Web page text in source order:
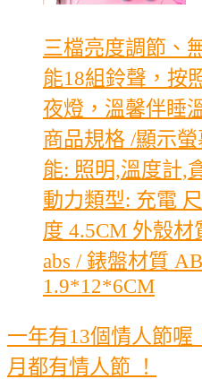
三檔亮度調節、
能18組鈴聲，按
夜燈，溫馨伴睡
商品規格 /顯示
能: 照明,溫度計,
動力類型: 充電
度 4.5CM 外殼
abs / 錶盤材質
1.9*12*6CM
一年有13個情人節
月都有情人節 ！